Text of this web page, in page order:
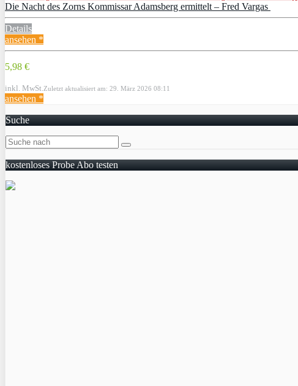
Die Nacht des Zorns Kommissar Adamsberg ermittelt – Fred Vargas
Details
ansehen *
5,98 €
inkl. MwSt. Zuletzt aktualisiert am: 29. März 2026 08:11
ansehen *
Suche
kostenloses Probe Abo testen